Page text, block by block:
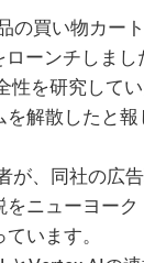
の買い物カー
ーンチしまし
性を研究して
解散したと報
が、同社の広
をニューヨー
います。